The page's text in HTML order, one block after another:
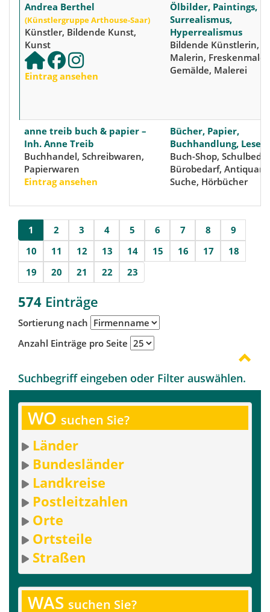
Andrea Berthel
(Künstlergruppe Arthouse-Saar)
Künstler, Bildende Kunst,
Kunst
Eintrag ansehen
Ölbilder, Paintings,
Surrealismus,
Hyperrealismus
Bildende Künstlerin,
Malerin,
Gemälde, Malerei
anne treib buch & papier –
Inh. Anne Treib
Buchhandel, Schreibwaren,
Papierwaren
Eintrag ansehen
Bücher, Papier,
Buchhandlung, Lesen
Buch-Shop,
Bürobedarf,
Suche, Hörbücher
1 2 3 4 5 6 7 8
9
10
11 12 13 14 15 16 17
18
19
20 21 22 23
574 Einträge
Sortierung nach
Anzahl Einträge pro Seite
Suchbegriff eingeben oder Filter auswählen.
WO suchen Sie?
Länder
Bundesländer
Landkreise
Postleitzahlen
Orte
Ortsteile
Straßen
WAS suchen Sie?